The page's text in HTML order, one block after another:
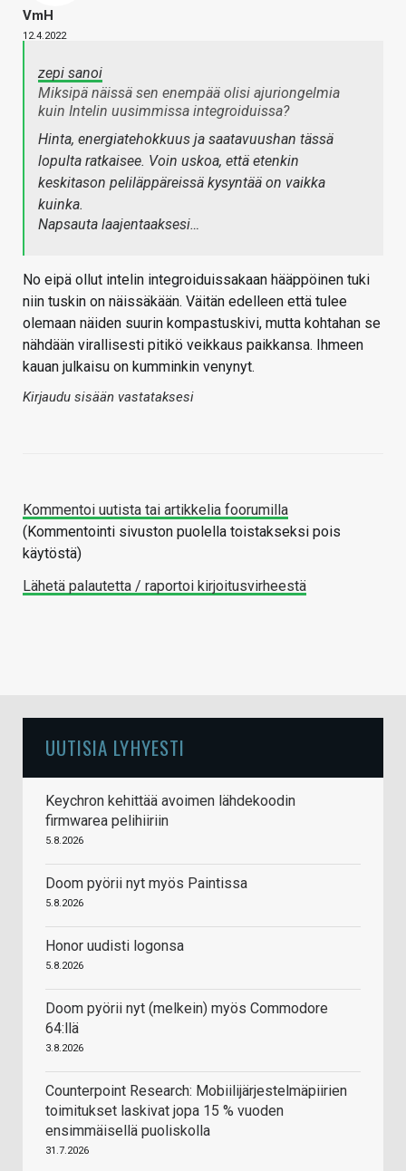
VmH
12.4.2022
zepi sanoi
Miksipä näissä sen enempää olisi ajuriongelmia
kuin Intelin uusimmissa integroiduissa?
Hinta, energiatehokkuus ja saatavuushan tässä
lopulta ratkaisee. Voin uskoa, että etenkin
keskitason peliläppäreissä kysyntää on vaikka
kuinka.
Napsauta laajentaaksesi…
No eipä ollut intelin integroiduissakaan hääppöinen tuki
niin tuskin on näissäkään. Väitän edelleen että tulee
olemaan näiden suurin kompastuskivi, mutta kohtahan se
nähdään virallisesti pitikö veikkaus paikkansa. Ihmeen
kauan julkaisu on kumminkin venynyt.
Kirjaudu sisään vastataksesi
Kommentoi uutista tai artikkelia foorumilla
(Kommentointi sivuston puolella toistakseksi pois
käytöstä)
Lähetä palautetta / raportoi kirjoitusvirheestä
UUTISIA LYHYESTI
Keychron kehittää avoimen lähdekoodin
firmwarea pelihiiriin
5.8.2026
Doom pyörii nyt myös Paintissa
5.8.2026
Honor uudisti logonsa
5.8.2026
Doom pyörii nyt (melkein) myös Commodore
64:llä
3.8.2026
Counterpoint Research: Mobiilijärjestelmäpiirien
toimitukset laskivat jopa 15 % vuoden
ensimmäisellä puoliskolla
31.7.2026